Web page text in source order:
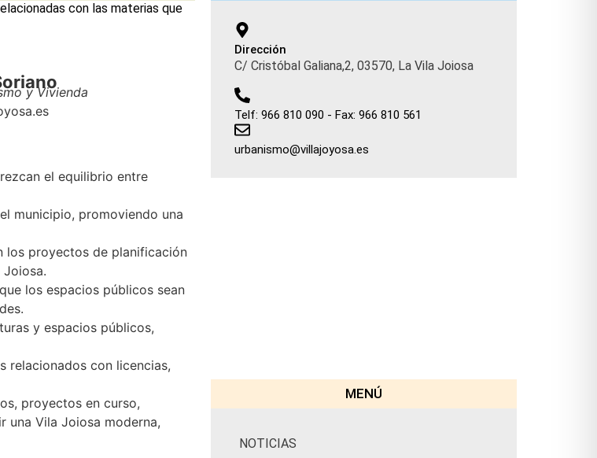
con las materias que
y Vivienda
el equilibrio entre
municipio, promoviendo una
los proyectos de planificación
los espacios públicos sean
y espacios públicos,
relacionados con licencias,
proyectos en curso,
una Vila Joiosa moderna,
Dirección
C/ Cristóbal Galiana,2, 03570, La Vila Joiosa
Telf: 966 810 090 - Fax: 966 810 561
urbanismo@villajoyosa.es
MENÚ
NOTICIAS